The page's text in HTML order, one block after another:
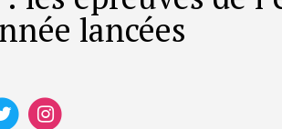
lancées